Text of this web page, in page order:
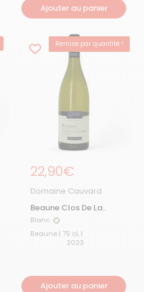
Ajouter au panier
Remise par quantité !
Prix régulier
22,90€
Domaine Cauvard
Beaune Clos De La
Maladière Monopole
Blanc 2023
Blanc Blanc
Beaune | 75 cL |
2023
Ajouter au panier